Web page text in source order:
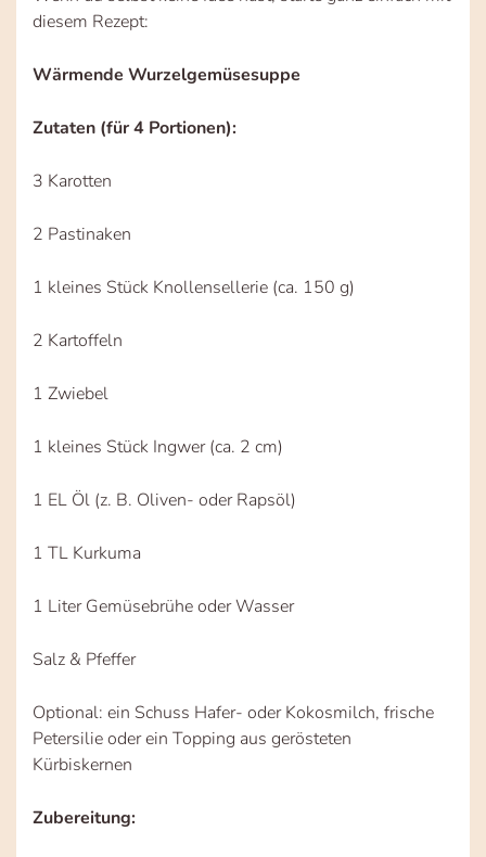
diesem Rezept:
Wärmende Wurzelgemüsesuppe
Zutaten (für 4 Portionen):
3 Karotten
2 Pastinaken
1 kleines Stück Knollensellerie (ca. 150 g)
2 Kartoffeln
1 Zwiebel
1 kleines Stück Ingwer (ca. 2 cm)
1 EL Öl (z. B. Oliven- oder Rapsöl)
1 TL Kurkuma
1 Liter Gemüsebrühe oder Wasser
Salz & Pfeffer
Optional: ein Schuss Hafer- oder Kokosmilch, frische
Petersilie oder ein Topping aus gerösteten
Kürbiskernen
Zubereitung: